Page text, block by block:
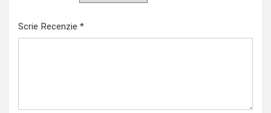
Scrie Recenzie *